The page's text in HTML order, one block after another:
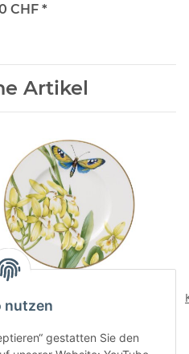
CHF *
Artikel
71,90 CHF
nutzen
gestatten Sie den